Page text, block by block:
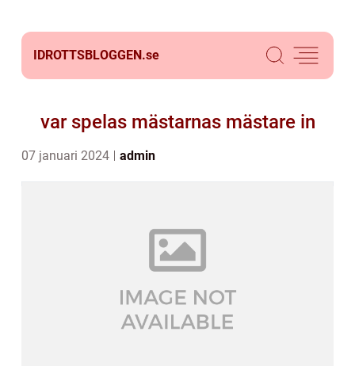
IDROTTSBLOGGEN.se
var spelas mästarnas mästare in
07 januari 2024 admin